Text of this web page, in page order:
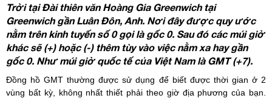
Trời tại Đài thiên văn Hoàng Gia Greenwich tại
Greenwich gần Luân Đôn, Anh. Nơi đây được quy ước
nằm trên kinh tuyến số 0 gọi là gốc 0. Sau đó các múi giờ
khác sẽ (+) hoặc (-) thêm tùy vào việc nằm xa hay gần
gốc 0. Như múi giờ quốc tế của Việt Nam là GMT (+7).
Đồng hồ GMT thường được sử dụng để biết được thời gian ở 2
vùng bất kỳ, không nhất thiết phải theo giờ địa phương của bạn.